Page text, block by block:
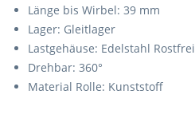
Länge bis Wirbel: 39 mm
Lager: Gleitlager
Lastgehäuse: Edelstahl Rostfrei
Drehbar: 360°
Material Rolle: Kunststoff